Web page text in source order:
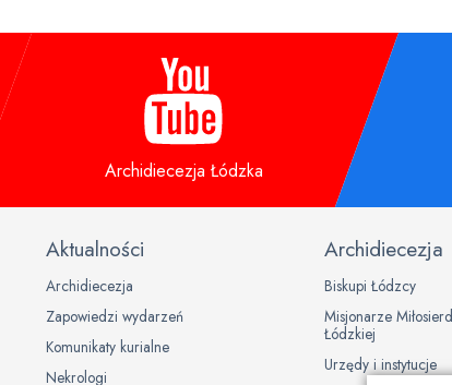
Archidiecezja Łódzka
Aktualności
Archidiecezja
Zapowiedzi wydarzeń
Komunikaty kurialne
Nekrologi
Archidiecezja
Biskupi Łódzcy
Misjonarze
Łódzkiej
Urzędy i instytucje